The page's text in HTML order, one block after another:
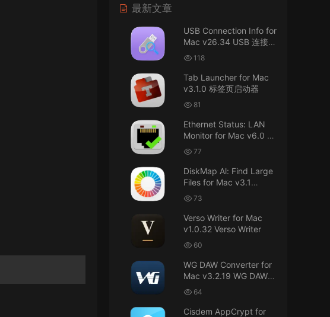
AIO = All In One，一站式整合完整版
来源：
DaVinci Resolve Studio 21 for Mac
v21.0.3 AIO 达芬奇世界顶级调色软件
Mac长存
接！直接从苹果公司下载。
u8562248263583923 • 2026-07-29
黑苹果已死
来源： macOS Golden Gate 27 完整安装包链
接！直接从苹果公司下载。
u6525353742092371 • 2026-07-26
来源： DaVinci Resolve Studio 21 for Mac
v21.0.3 AIO 达芬奇世界顶级调色软件
janm999 • 2026-07-23
最新文章
USB Connection Info for
Mac v26.34 USB 连接信
息 118
Tab Launcher for Mac
v3.1.0 标签页启动器
81
Ethernet Status: LAN
Monitor for Mac v6.0 以
太网状态：LAN 监控
77
DiskMap Al: Find Large
Files for Mac v3.1
DiskMap AL：查找大文
件
73
Verso Writer for Mac
v1.0.32 Verso Writer
60
WG DAW Converter for
Mac v3.2.19 WG DAW转
换器64
Cisdem AppCrypt for